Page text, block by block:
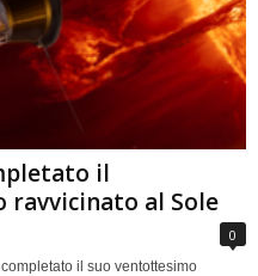
il
ravvicinato al Sole
0
il suo ventottesimo